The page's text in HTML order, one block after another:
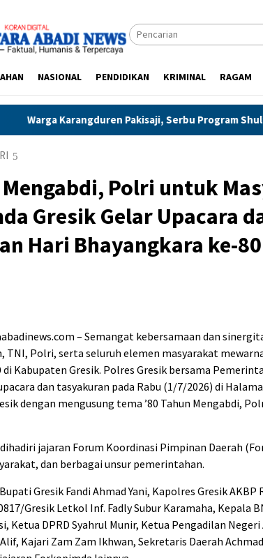
NASIONAL PENDIDIKAN KRIMINAL RAGAM
Karangduren Pakisaji, Serbu Program Shuling, Penuh
Mengabdi, Polri untuk
Gresik Gelar Upacara
Hari Bhayangkara ke-80
– Semangat kebersamaan dan
TNI, Polri, serta seluruh elemen masyarakat
di Kabupaten Gresik. Polres Gresik bersama
dan tasyakuran pada Rabu (1/7/2026) di
dengan mengusung tema ’80 Tahun Mengabdi,
jajaran Forum Koordinasi Pimpinan Daerah
dan berbagai unsur pemerintahan.
Gresik Fandi Ahmad Yani, Kapolres Gresik AKBP
Gresik Letkol Inf. Fadly Subur Karamaha, Kepala
Ketua DPRD Syahrul Munir, Ketua Pengadilan
Kajari Zam Zam Ikhwan, Sekretaris Daerah